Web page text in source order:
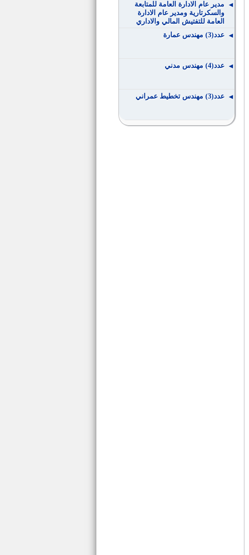
مدير عام الادارة العامة للمتابعة
والسكرتارية ومدير عام الادارة
العامة للتفتيش المالي والاداري
عدد(3) مهندس عمارة
عدد(4) مهندس مدني
عدد(3) مهندس تخطيط عمراني